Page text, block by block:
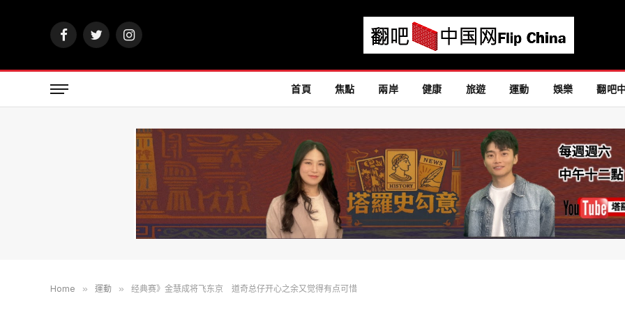
FacebookTwitterInstagram
首頁 焦點 兩岸 健康 旅遊 運動 娛樂 翻吧
Home » 運動 » 经典赛》金慧成将飞东京 道奇总仔开心之余又觉得有点可惜